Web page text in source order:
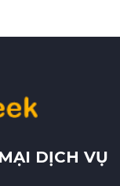
DỊCH VỤ